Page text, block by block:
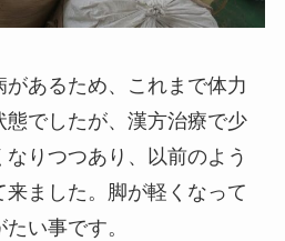
あるため、これまで体力
態でしたが、漢方治療で少
りつつあり、以前のよう
ました。脚が軽くなって
い事です。